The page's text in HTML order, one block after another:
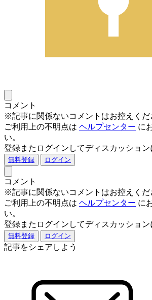
コメント
※記事に関係ないコメントはお控えくだ
ご利用上の不明点は ヘルプセンター に
い。
登録またログインしてディスカッション
無料登録 ログイン
コメント
※記事に関係ないコメントはお控えくだ
ご利用上の不明点は ヘルプセンター に
い。
登録またログインしてディスカッション
無料登録 ログイン
記事をシェアしよう